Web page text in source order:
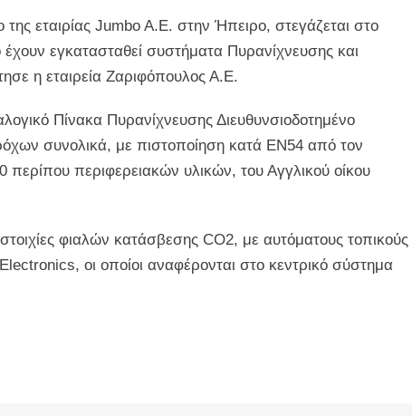
εταιρίας Jumbo A.E. στην Ήπειρο, στεγάζεται στο
εγκατασταθεί συστήματα Πυρανίχνευσης και
η εταιρεία Ζαριφόπουλος Α.Ε.
Πίνακα Πυρανίχνευσης Διευθυνσιοδοτημένο
συνολικά, με πιστοποίηση κατά ΕΝ54 από τον
περιφερειακών υλικών, του Αγγλικού οίκου
φιαλών κατάσβεσης CO2, με αυτόματους τοπικούς
οι οποίοι αναφέρονται στο κεντρικό σύστημα